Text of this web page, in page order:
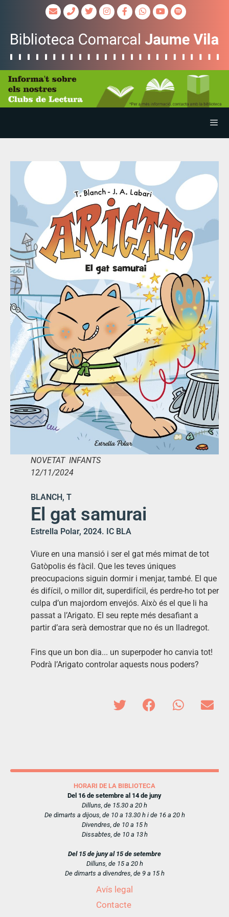
NOVETAT INFANTS
12/11/2024
BLANCH, T
El gat samurai
Estrella Polar, 2024. IC BLA
Viure en una mansió i ser el gat més mimat de tot
Gatòpolis és fàcil. Que les teves úniques
preocupacions siguin dormir i menjar, també. El que
és difícil, o millor dit, superdifícil, és perdre-ho tot per
culpa d’un majordom envejós. Això és el que li ha
passat a l’Arigato. El seu repte més desafiant a
partir d’ara serà demostrar que no és un lladregot.
Fins que un bon dia... un superpoder ho canvia tot!
Podrà l’Arigato controlar aquests nous poders?
HORARI DE LA BIBLIOTECA
Del 16 de setembre al 14 de juny
Dilluns, de 15.30 a 20 h
De dimarts a dijous, de 10 a 13.30 h i de 16 a 20 h
Divendres, de 10 a 15 h
Dissabtes, de 10 a 13 h
Del 15 de juny al 15 de setembre
Dilluns, de 15 a 20 h
De dimarts a divendres, de 9 a 15 h
Avís legal
Contacte